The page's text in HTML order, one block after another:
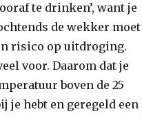
te drinken’, want je
de wekker moet
risico op uitdroging.
voor. Daarom dat je
boven de 25
je hebt en geregeld een